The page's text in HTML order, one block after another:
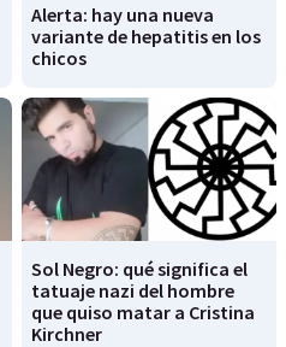
Alerta: hay una nueva
variante de hepatitis en los
chicos
Sol Negro: qué significa el
tatuaje nazi del hombre
que quiso matar a Cristina
Kirchner